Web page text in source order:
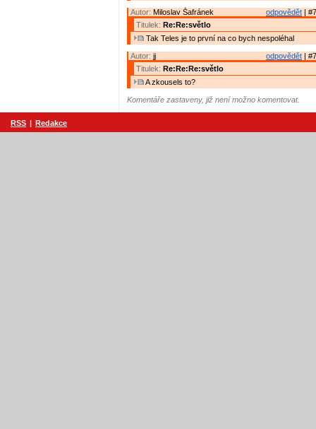
odpovědět |
Autor: Miloslav Šafránek
Titulek: Re:Re:světlo
Tak Teles je to první na co bych nespoléhal
odpovědět |
Autor: jj
Titulek: Re:Re:Re:světlo
A zkousels to?
Komentáře zastaveny, již není možno komentovat.
RSS | Redakce